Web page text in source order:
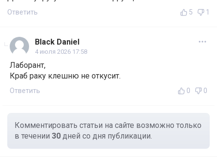
Ответить 5 1
Black Daniel
4 июля 2026 17:58
Лаборант,
Краб раку клешню не откусит.
Ответить 0 0
Комментировать статьи на сайте возможно только
в течении 30 дней со дня публикации.